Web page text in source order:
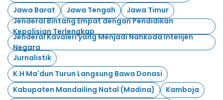
Jawa Barat
Jawa Tengah
Jawa Timur
Jenderal Bintang Empat dengan Pendidikan
Kepolisian Terlengkap
Jenderal Kavaleri yang Menjadi Nahkoda Intelijen
Negara
Jurnalistik
K.H Ma'dun Turun Langsung Bawa Donasi
Kabupaten Mandailing Natal (Madina)
Kamboja